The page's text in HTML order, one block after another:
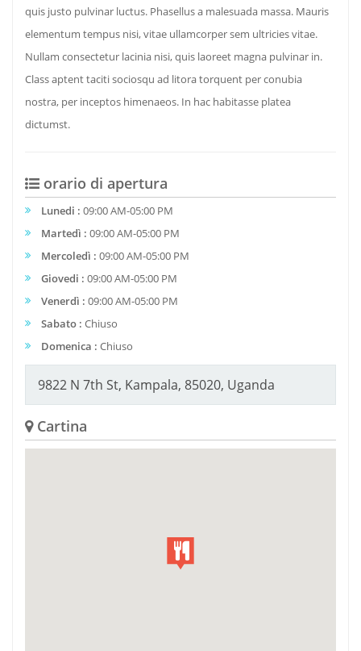
quis justo pulvinar luctus. Phasellus a malesuada massa. Mauris
elementum tempus nisi, vitae ullamcorper sem ultricies vitae.
Nullam consectetur lacinia nisi, quis laoreet magna pulvinar in.
Class aptent taciti sociosqu ad litora torquent per conubia
nostra, per inceptos himenaeos. In hac habitasse platea
dictumst.
orario di apertura
Lunedi : 09:00 AM-05:00 PM
Martedì : 09:00 AM-05:00 PM
Mercoledì : 09:00 AM-05:00 PM
Giovedi : 09:00 AM-05:00 PM
Venerdì : 09:00 AM-05:00 PM
Sabato : Chiuso
Domenica : Chiuso
9822 N 7th St, Kampala, 85020, Uganda
Cartina